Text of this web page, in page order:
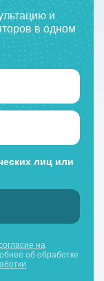
и
в одном
лиц или
на
об обработке